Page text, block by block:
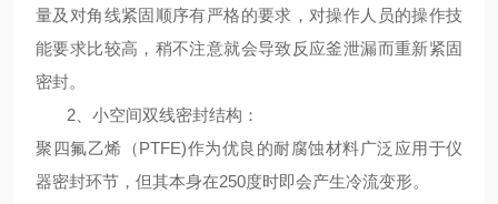
量及对角线紧固顺序有严格的要求，对操作人员的操作技
能要求比较高，稍不注意就会导致反应釜泄漏而重新紧固
密封。
2、 小空间双线密封结构 ：
聚四氟乙烯（PTFE)作为优良的耐腐蚀材料广泛应用于仪
器密封环节，但其本身在250度时即会产生冷流变形。